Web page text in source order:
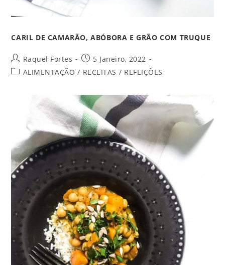
CARIL DE CAMARÃO, ABÓBORA E GRÃO COM TRUQUE
Raquel Fortes
5 Janeiro, 2022
ALIMENTAÇÃO / RECEITAS / REFEIÇÕES